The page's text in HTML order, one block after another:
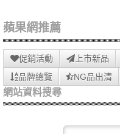
蘋果網推薦
促銷活動 上市新品
品牌總覽
NG品出清
網站資料搜尋